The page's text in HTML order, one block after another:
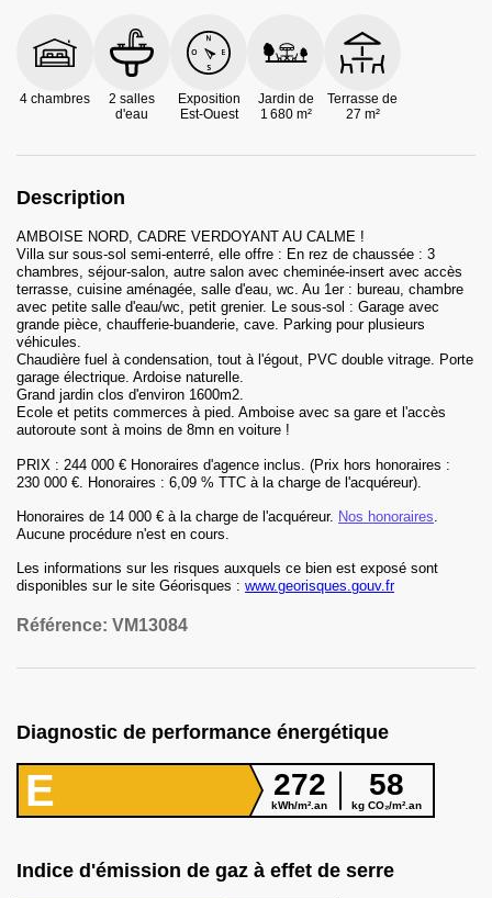
4 chambres
2 salles
d'eau
Exposition
Est-Ouest
Jardin de
1 680 m²
Terrasse de
27 m²
Description
AMBOISE NORD, CADRE VERDOYANT AU CALME !
Villa sur sous-sol semi-enterré, elle offre : En rez de chaussée : 3
chambres, séjour-salon, autre salon avec cheminée-insert avec accès
terrasse, cuisine aménagée, salle d'eau, wc. Au 1er : bureau, chambre
avec petite salle d'eau/wc, petit grenier. Le sous-sol : Garage avec
grande pièce, chaufferie-buanderie, cave. Parking pour plusieurs
véhicules.
Chaudière fuel à condensation, tout à l'égout, PVC double vitrage. Porte
garage électrique. Ardoise naturelle.
Grand jardin clos d'environ 1600m2.
Ecole et petits commerces à pied. Amboise avec sa gare et l'accès
autoroute sont à moins de 8mn en voiture !
PRIX : 244 000 € Honoraires d'agence inclus. (Prix hors honoraires :
230 000 €. Honoraires : 6,09 % TTC à la charge de l'acquéreur).
Honoraires de 14 000 € à la charge de l'acquéreur. Nos honoraires.
Aucune procédure n'est en cours.
Les informations sur les risques auxquels ce bien est exposé sont
disponibles sur le site Géorisques : www.georisques.gouv.fr
Référence: VM13084
Diagnostic de performance énergétique
E 272
kWh/m².an
58
kg CO₂/m².an
Indice d'émission de gaz à effet de serre